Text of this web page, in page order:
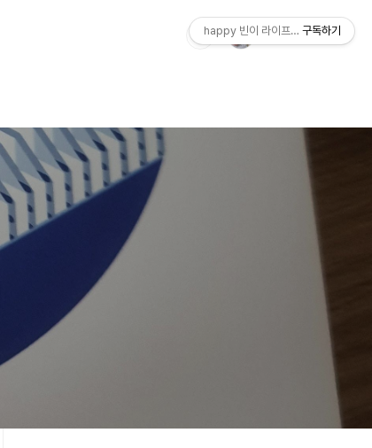
happy 빈이 라이프스토리구독하기